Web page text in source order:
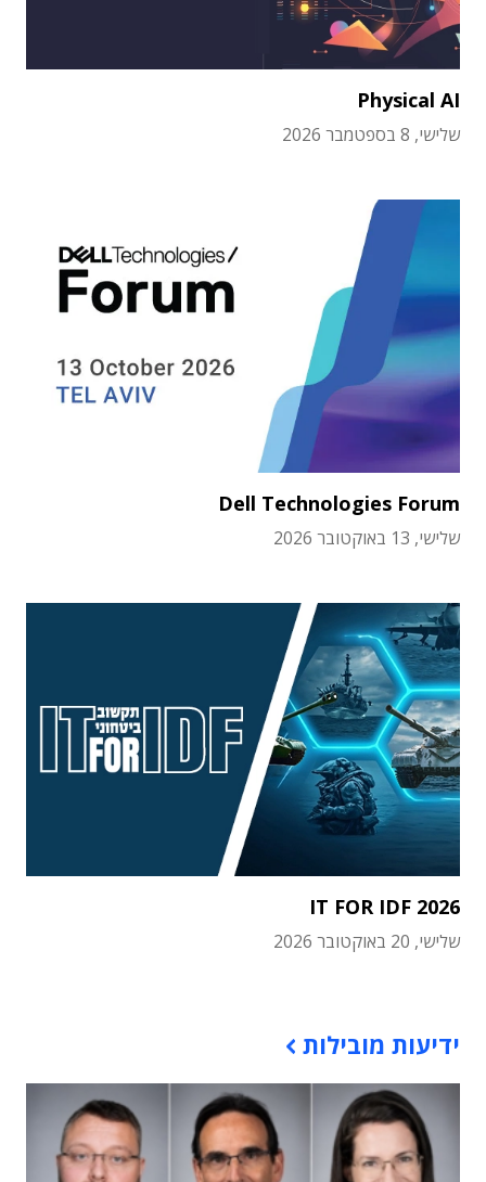
Physical AI
שלישי, 8 בספטמבר 2026
Dell Technologies Forum
שלישי, 13 באוקטובר 2026
IT FOR IDF 2026
שלישי, 20 באוקטובר 2026
ידיעות מובילות